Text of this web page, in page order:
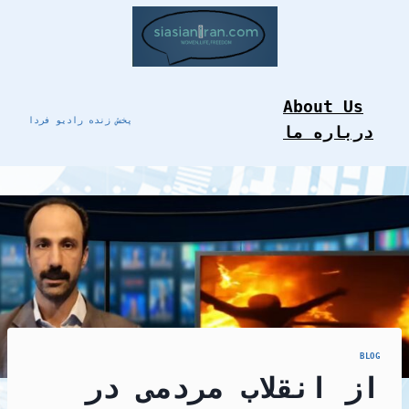
پخش زنده رادیو فردا
About Us
درباره ما
BLOG
از انقلاب مردمی در